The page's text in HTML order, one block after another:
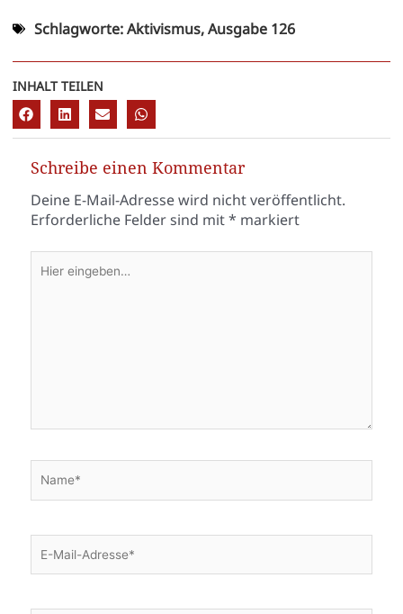
Schlagworte:Aktivismus,Ausgabe 126
INHALT TEILEN
Schreibe einen Kommentar
Deine E-Mail-Adresse wird nicht veröffentlicht.
Erforderliche Felder sind mit* markiert
eingeben…
Mail-